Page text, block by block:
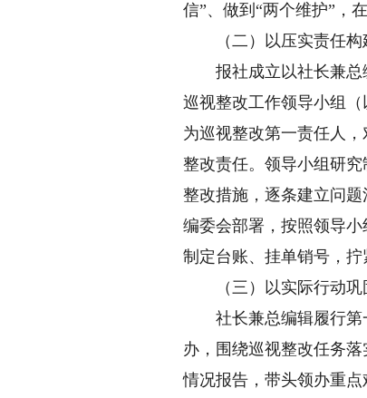
信”、做到“两个维护”，
（二）以压实责任构
报社成立以社长兼总编
巡视整改工作领导小组
为巡视整改第一责任人
整改责任。领导小组研
整改措施，逐条建立问
编委会部署，按照领导
制定台账、挂单销号，拧
（三）以实际行动巩
社长兼总编辑履行第一
办，围绕巡视整改任务
情况报告，带头领办重